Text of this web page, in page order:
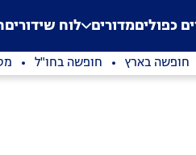
Application error: a
. כפוליםמדורים לוח שידורים
חופשה בארץ חופשה בחו"ל